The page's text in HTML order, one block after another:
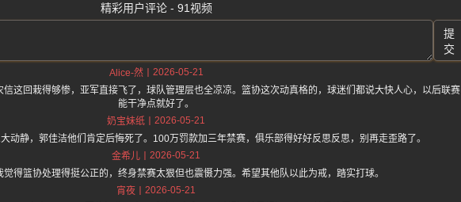
精彩用户评论 - 91视频
提
交
Alice-然
2026-05-21
这回栽得够惨，亚军直接飞了，球队管理层也全凉凉。篮协这次动真格的，球迷们都说大快人心，以后联赛
能干净点就好了。
奶宝妹纸
2026-05-21
动静，郭佳洁他们肯定后悔死了。100万罚款加三年禁赛，俱乐部得好好反思反思，别再走歪路了。
金希儿
2026-05-21
得篮协处理得挺公正的，终身禁赛太狠但也震慑力强。希望其他队以此为戒，踏实打球。
宵夜
2026-05-21